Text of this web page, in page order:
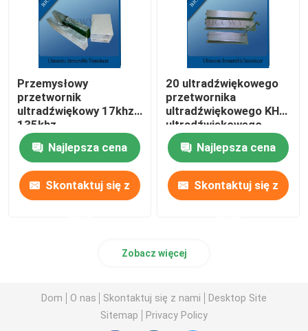
Przemysłowy
przetwornik
ultradźwiękowy 17khz -
135khz
ultradźwiękowego
środka czyszczącego
Najlepsza cena
Skontaktuj się z
20 ultradźwiękowego
przetwornika
ultradźwiękowego KHZ,
ultradźwiękowego
przetwornika
czyszczącego
Najlepsza cena
Skontaktuj się z
Zobacz więcej
Dom O nas Skontaktuj się z nami
Desktop Site
Sitemap
Privacy Policy